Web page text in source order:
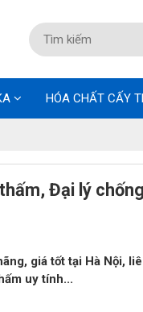
HÓA CHẤT CẤY
Đại lý
giá tốt tại Hà Nội,
uy tính...